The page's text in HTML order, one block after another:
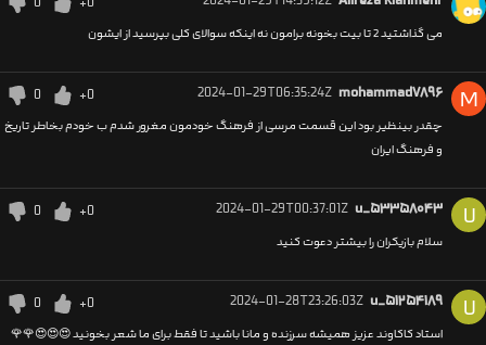
می گذاشتید 2 تا بیت بخونه برامون نه اینکه سوالای کلی بپرسید از ایشون
M mohammad۷۸۹۶ 2024-01-29T06:35:24Z
+0
0
چقدر بینظیر بود این قسمت مرسی از فرهنگ خودمون مغرور شدم ب خودم بخاطر تاریخ
و فرهنگ ایران
U u_۵۳۳۵۸۰۴۳ 2024-01-29T00:37:01Z
+0
0
سلام بازیکران را بیشتر دعوت کنید
U u_۵۱۲۵۴۱۸۹ 2024-01-28T23:26:03Z
+0
0
استاد کاکاوند عزیز همیشه سرزنده و مانا باشید تا فقط برای ما شعر بخونید 😍😍😍🌹🌹